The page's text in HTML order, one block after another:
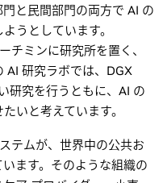
と民間部門の両方で AI の
うとしています。
チミンに研究所を置く、
AI 研究ラボでは、DGX
研究を行うともに、AI の
いと考えています。
テムが、世界中の公共お
ます。そのような組織の